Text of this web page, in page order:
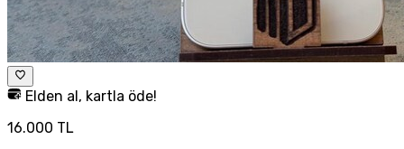
Elden al, kartla öde!
16.000 TL